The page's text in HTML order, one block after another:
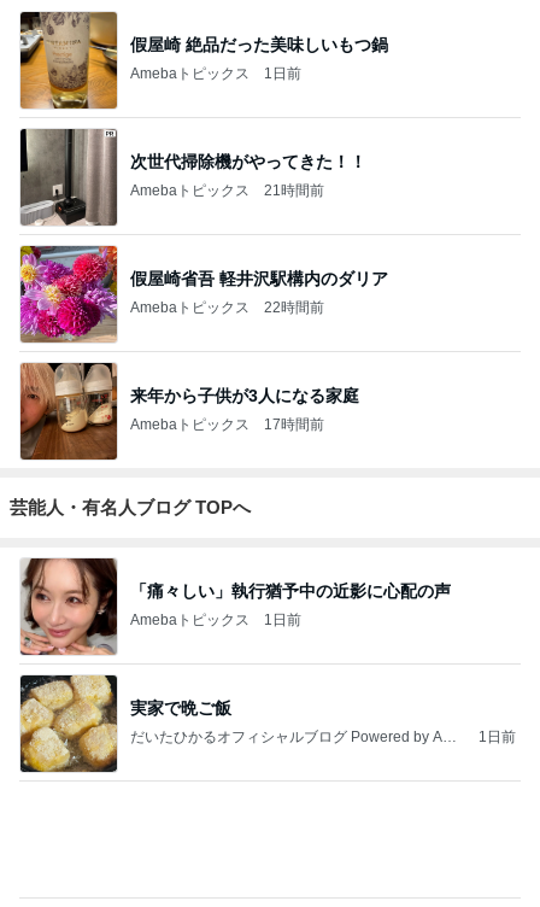
假屋崎 絶品だった美味しいもつ鍋
Amebaトピックス 1日前
次世代掃除機がやってきた！！
Amebaトピックス 21時間前
假屋崎省吾 軽井沢駅構内のダリア
Amebaトピックス 22時間前
来年から子供が3人になる家庭
Amebaトピックス 17時間前
芸能人・有名人ブログ TOPへ
「痛々しい」執行猶予中の近影に心配の声
Amebaトピックス 1日前
実家で晩ご飯
だいたひかるオフィシャルブログ Powered by Ame
1日前